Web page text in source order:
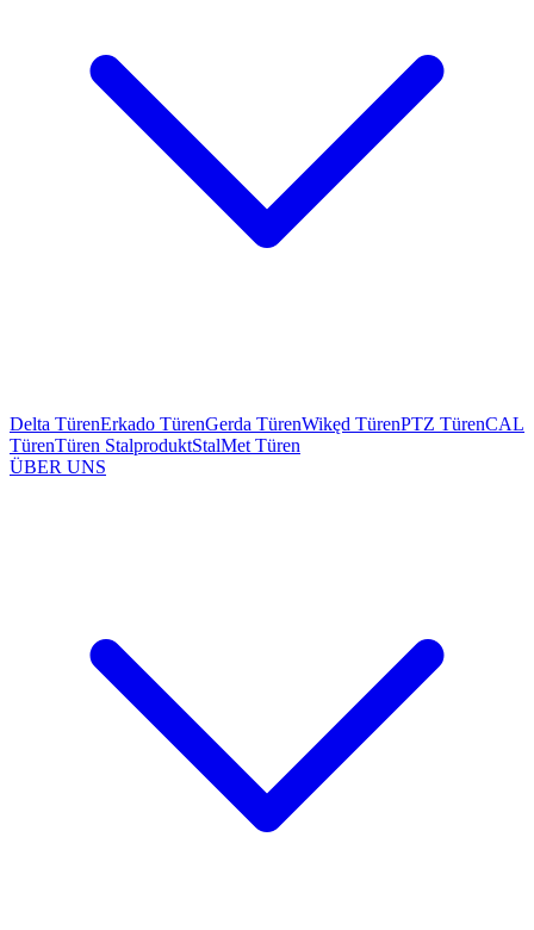
Delta TürenErkado TürenGerda TürenWikęd TürenPTZ TürenCAL
TürenTüren StalproduktStalMet Türen
ÜBER UNS